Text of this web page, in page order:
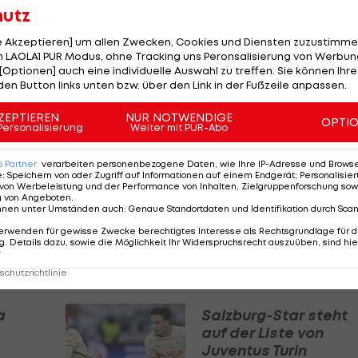
mit der TSG einig und hat seinen Wechselwunsch
das Ganze gescheitert sei, ist unklar. Der
bei einer möglichen Ablösesumme.
in Sinsheim gegeben haben. "Es kursiert
eingelegt haben, weil ihnen eine weiter
suspekt erscheint und im Klub für
Landespräsident
das stehe ich nicht
ÖFB-Team
Salzburg-Star steht
auf der Liste von
Juventus Turin
Akzeptieren] um allen Zwecken, Cookies und Diensten
PUR Modus, ohne Tracking uns Peronsalisierung von
auch eine individuelle Auswahl zu treffen. Sie können
Button links unten bzw. über den Link in der Fußzeile anpassen.
NUR NOTWENDIGE
Weiter mit PUR-Abo
Partner verarbeiten personenbezogene Daten, wie Ihre IP-Adresse und
: Speichern von oder Zugriff auf Informationen auf einem Endgerät;
Werbeleistung und der Performance von Inhalten, Zielgruppenforschung
von Angeboten
unter Umständen auch: Genaue Standortdaten und Identifikation durch
für gewisse Zwecke berechtigtes Interesse als Rechtsgrundlage für
Details dazu, sowie die Möglichkeit Ihr Widerspruchsrecht auszuüben, sind